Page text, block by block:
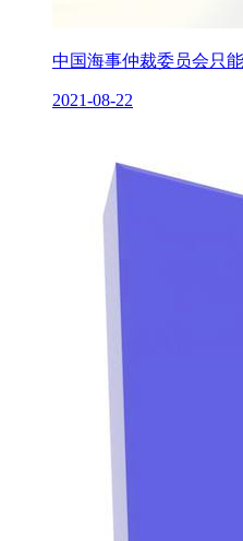
中国海事仲裁委员会只
2021-08-22